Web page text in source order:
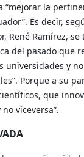
“mejorar la
Es decir,
René Ramírez,
del pasado que
universidades y
Porque a su
que
viceversa”.